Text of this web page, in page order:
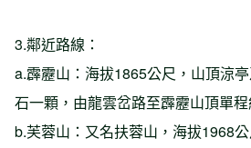
3.鄰近路線：
a.霹靂山：海拔1865公尺，山頂涼
石一顆，由龍雲岔路至霹靂山頂單程
b.芙蓉山：又名扶蓉山，海拔1968